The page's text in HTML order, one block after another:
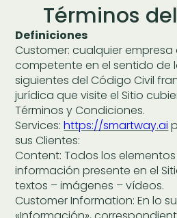
Términos
Definiciones
Customer: cualquier
competente en el sentido de
siguientes del Código Civil
jurídica que visite el Sitio
Términos y Condiciones.
Services:https://smartway.ai
sus Clientes:
Content: Todos los
información presente en el
textos – imágenes – vídeos.
Customer Information: En lo